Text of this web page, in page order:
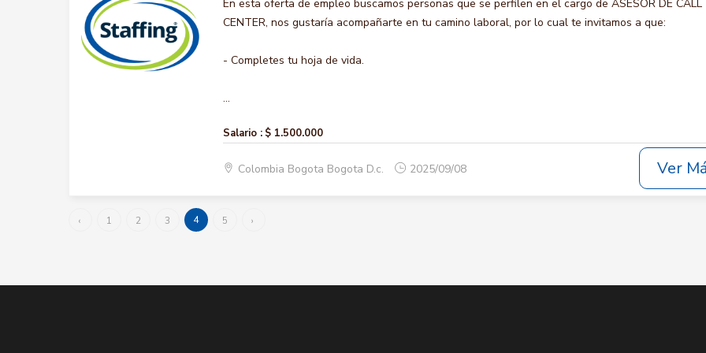
En esta oferta de empleo buscamos personas que se perfilen en el cargo de ASESOR DE CALL
CENTER, nos gustaría acompañarte en tu camino laboral, por lo cual te invitamos a que:
- Completes tu hoja de vida.
...
Salario : $ 1.500.000
Colombia Bogota Bogota D.c. 2025/09/08 Ver
‹ 1 2 3 4 5 ›